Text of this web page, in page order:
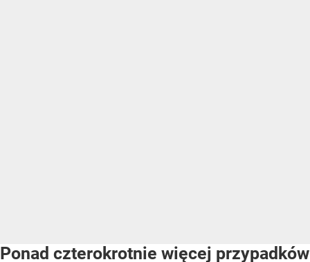
Ponad czterokrotnie więcej przypadków